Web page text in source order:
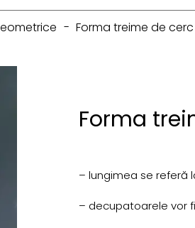
- Forma treime de cerc
Forma
– lungimea se referă
– decupatoarele vor